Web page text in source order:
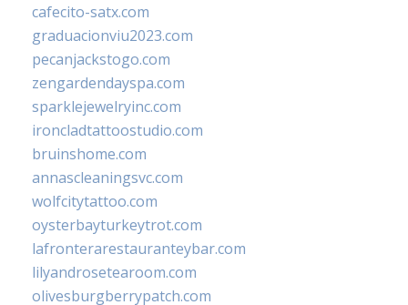
cafecito-satx.com
graduacionviu2023.com
pecanjackstogo.com
zengardendayspa.com
sparklejewelryinc.com
ironcladtattoostudio.com
bruinshome.com
annascleaningsvc.com
wolfcitytattoo.com
oysterbayturkeytrot.com
lafronterarestauranteybar.com
lilyandrosetearoom.com
olivesburgberrypatch.com